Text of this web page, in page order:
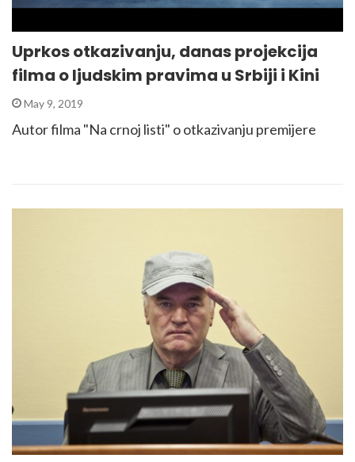
Uprkos otkazivanju, danas projekcija
filma o ljudskim pravima u Srbiji i Kini
May 9, 2019
Autor filma "Na crnoj listi" o otkazivanju premijere